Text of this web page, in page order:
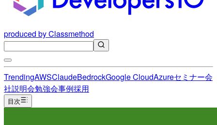
produced by Classmethod
TrendingAWSClaudeBedrockGoogle CloudAzureセミナー会
社説明会勉強会事例採用
目次